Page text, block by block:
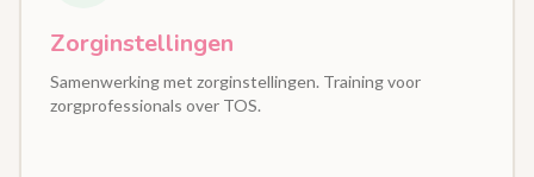
Zorginstellingen
Samenwerking met zorginstellingen. Training voor
zorgprofessionals over TOS.